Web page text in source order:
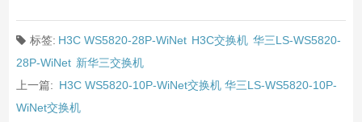
标签: H3C WS5820-28P-WiNet H3C交换机 华三LS-WS5820-
28P-WiNet 新华三交换机
上一篇: H3C WS5820-10P-WiNet交换机 华三LS-WS5820-10P-
WiNet交换机